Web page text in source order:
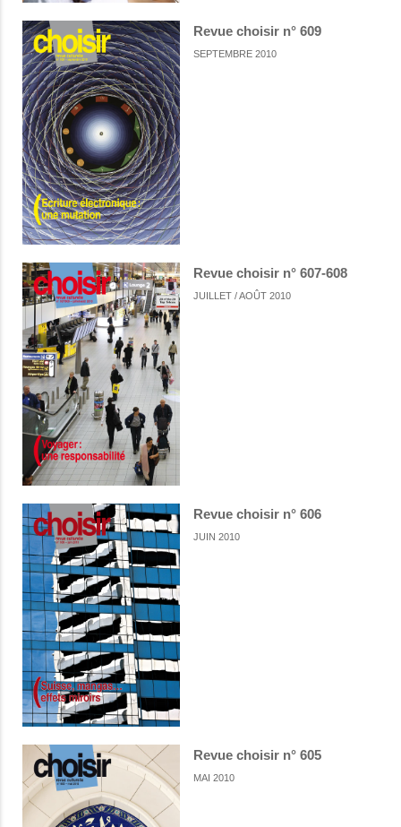
Revue choisir n° 609
SEPTEMBRE 2010
Revue choisir n° 607-608
JUILLET / AOÛT 2010
Revue choisir n° 606
JUIN 2010
Revue choisir n° 605
MAI 2010